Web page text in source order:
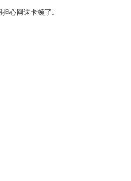
心网速卡顿了。